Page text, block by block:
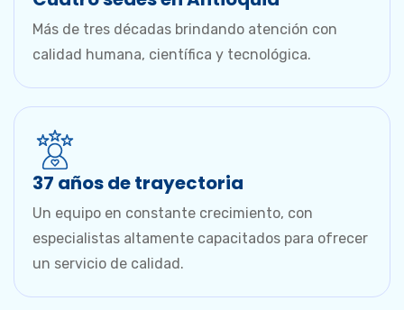
Más de tres décadas brindando atención con
calidad humana, científica y tecnológica.
37 años de trayectoria
Un equipo en constante crecimiento, con
especialistas altamente capacitados para ofrecer
un servicio de calidad.